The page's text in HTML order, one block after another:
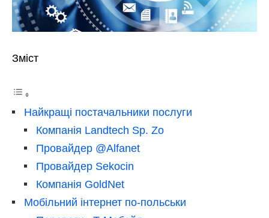
Зміст
Найкращі постачальники послуги
Компанія Landtech Sp. Zo
Провайдер @Alfanet
Провайдер Sekocin
Компанія GoldNet
Мобільний інтернет по-польськи